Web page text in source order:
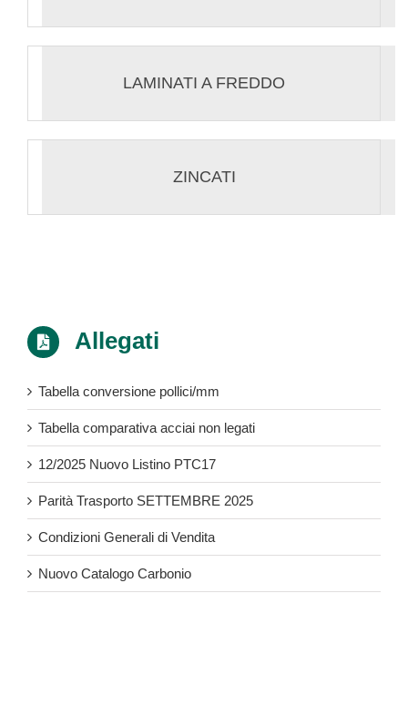
LAMINATI A FREDDO
ZINCATI
Allegati
Tabella conversione pollici/mm
Tabella comparativa acciai non legati
12/2025 Nuovo Listino PTC17
Parità Trasporto SETTEMBRE 2025
Condizioni Generali di Vendita
Nuovo Catalogo Carbonio